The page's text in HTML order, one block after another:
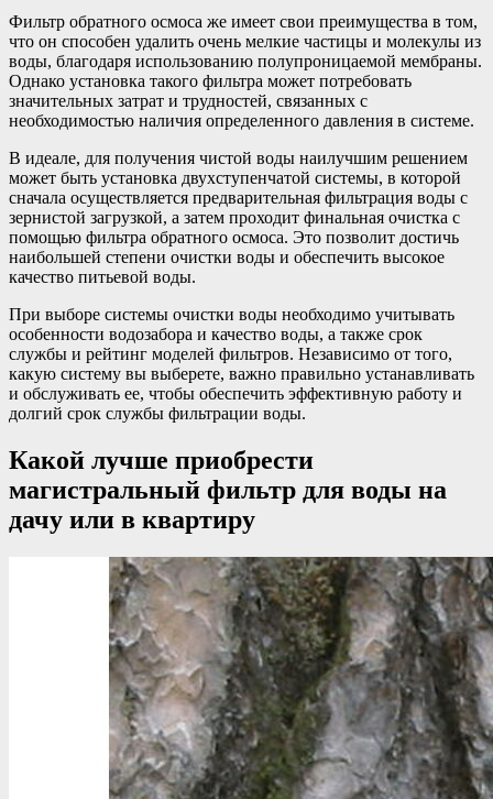
Фильтр обратного осмоса же имеет свои преимущества в том,
что он способен удалить очень мелкие частицы и молекулы из
воды, благодаря использованию полупроницаемой мембраны.
Однако установка такого фильтра может потребовать
значительных затрат и трудностей, связанных с
необходимостью наличия определенного давления в системе.
В идеале, для получения чистой воды наилучшим решением
может быть установка двухступенчатой системы, в которой
сначала осуществляется предварительная фильтрация воды с
зернистой загрузкой, а затем проходит финальная очистка с
помощью фильтра обратного осмоса. Это позволит достичь
наибольшей степени очистки воды и обеспечить высокое
качество питьевой воды.
При выборе системы очистки воды необходимо учитывать
особенности водозабора и качество воды, а также срок
службы и рейтинг моделей фильтров. Независимо от того,
какую систему вы выберете, важно правильно устанавливать
и обслуживать ее, чтобы обеспечить эффективную работу и
долгий срок службы фильтрации воды.
Какой лучше приобрести
магистральный фильтр для воды на
дачу или в квартиру